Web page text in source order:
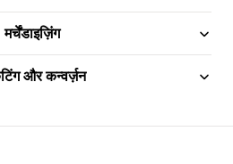
मर्चेंडाइज़िंग
और कन्वर्ज़न